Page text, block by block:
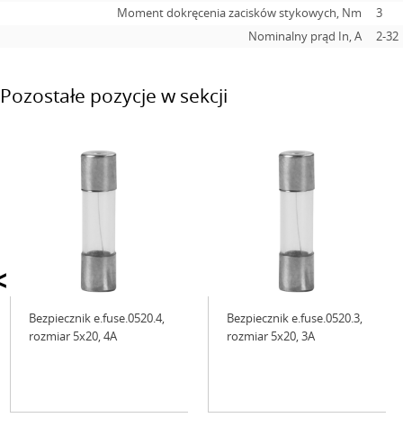
Moment dokręcenia zacisków stykowych, Nm
3
Nominalny prąd In, А
2-32
Pozostałe pozycje w sekcji
Bezpiecznik e.fuse.0520.4,
rozmiar 5х20, 4А
Bezpiecznik e.fuse.0520.3,
rozmiar 5х20, 3А